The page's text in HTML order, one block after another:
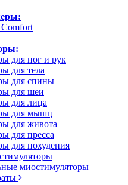
для ног и рук
для тела
для спины
для шеи
для лица
для мышц
для живота
для пресса
для похудения
миостимуляторы